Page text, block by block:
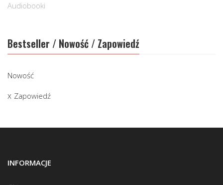
Audiobooki
Bestseller / Nowość / Zapowiedź
Nowość
Zapowiedź
INFORMACJE